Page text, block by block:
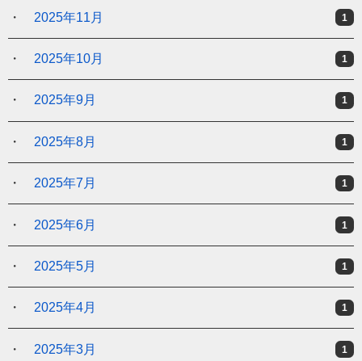
2025年11月 1
2025年10月 1
2025年9月 1
2025年8月 1
2025年7月 1
2025年6月 1
2025年5月 1
2025年4月 1
2025年3月 1